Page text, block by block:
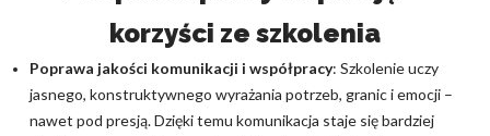
korzyści ze szkolenia
Poprawa jakości komunikacji i współpracy: Szkolenie uczy
jasnego, konstruktywnego wyrażania potrzeb, granic i emocji –
nawet pod presją. Dzięki temu komunikacja staje się bardziej